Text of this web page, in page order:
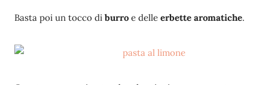
Basta poi un tocco di burro e delle erbette aromatiche.